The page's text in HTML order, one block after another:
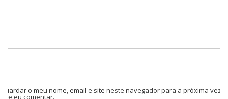
Guardar o meu nome, email e site neste navegador para a próxima vez
que eu comentar.